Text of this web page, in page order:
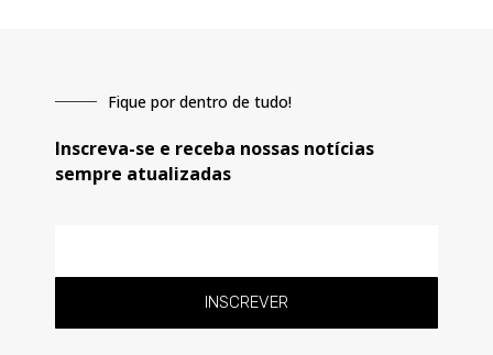
Fique por dentro de tudo!
Inscreva-se e receba nossas notícias
sempre atualizadas
INSCREVER